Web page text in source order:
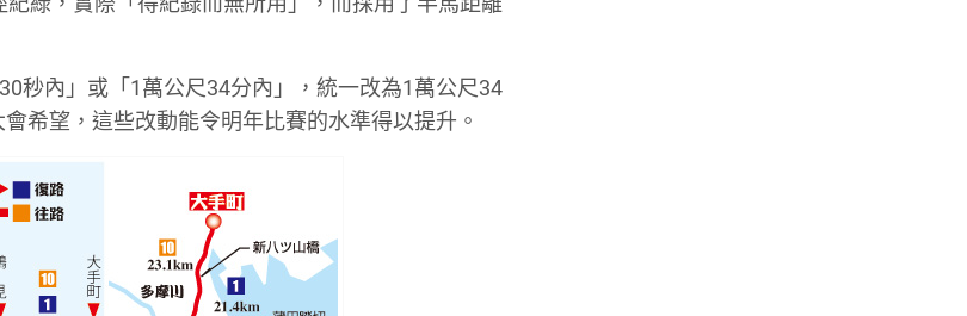
秒內」或「1萬公尺34分內」，統一改為1萬公尺34
希望，這些改動能令明年比賽的水準得以提升。